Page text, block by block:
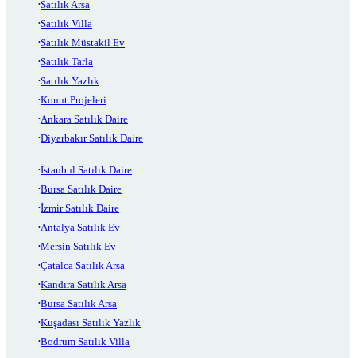
Satılık Arsa
Satılık Villa
Satılık Müstakil Ev
Satılık Tarla
Satılık Yazlık
Konut Projeleri
Ankara Satılık Daire
Diyarbakır Satılık Daire
İstanbul Satılık Daire
Bursa Satılık Daire
İzmir Satılık Daire
Antalya Satılık Ev
Mersin Satılık Ev
Çatalca Satılık Arsa
Kandıra Satılık Arsa
Bursa Satılık Arsa
Kuşadası Satılık Yazlık
Bodrum Satılık Villa